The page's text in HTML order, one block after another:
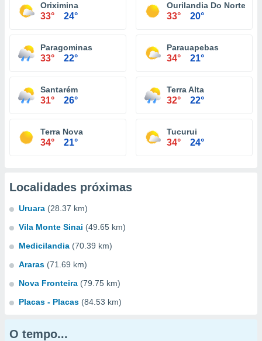
Oriximina
33° 24°
Ourilandia Do Norte
33° 20°
Paragominas
33° 22°
Parauapebas
34° 21°
Santarém
31° 26°
Terra Alta
32° 22°
Terra Nova
34° 21°
Tucurui
34° 24°
Localidades próximas
Uruara (28.37 km)
Vila Monte Sinai (49.65 km)
Medicilandia (70.39 km)
Araras (71.69 km)
Nova Fronteira (79.75 km)
Placas - Placas (84.53 km)
O tempo...